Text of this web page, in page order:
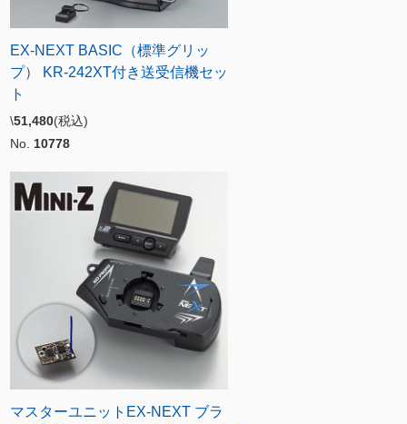
EX-NEXT BASIC（標準グリッ
プ） KR-242XT付き送受信機セッ
ト
\51,480(税込)
No. 10778
マスターユニットEX-NEXT ブラ